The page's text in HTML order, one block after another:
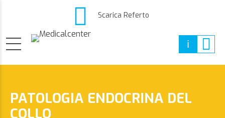
Scarica Referto
PATOLOGIA ENDOCRINA DEL
COLLO